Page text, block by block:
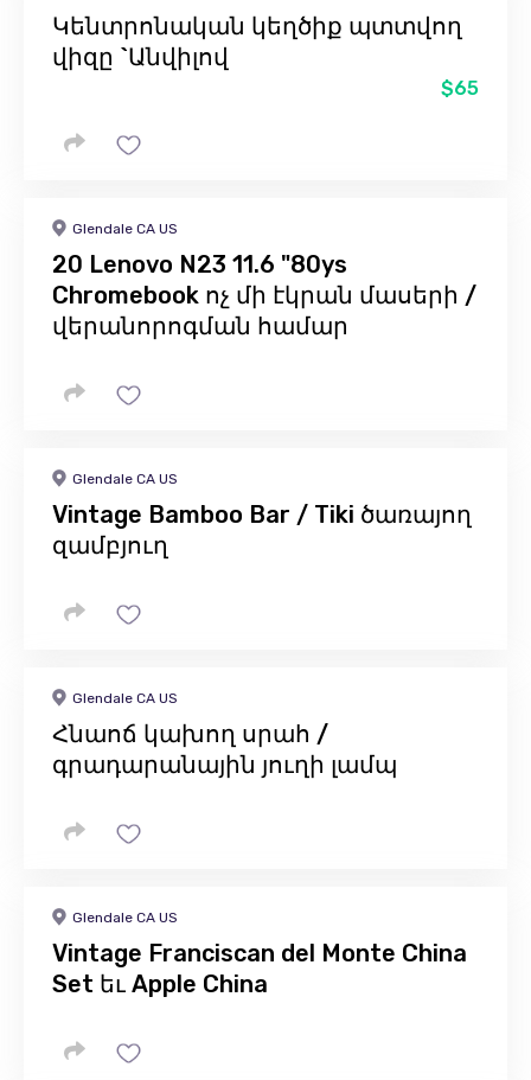
Կենտրոնական կեղծիք պտտվող
վիզը `Անվիլով
$65
Glendale CA US
20 Lenovo N23 11.6 "80ys
Chromebook ոչ մի էկրան մասերի /
վերանորոգման համար
Glendale CA US
Vintage Bamboo Bar / Tiki ծառայող
զամբյուղ
Glendale CA US
Հնաոճ կախող սրահ /
գրադարանային յուղի լամպ
Glendale CA US
Vintage Franciscan del Monte China
Set եւ Apple China